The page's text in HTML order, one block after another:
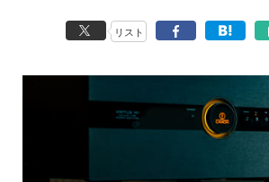
リスト